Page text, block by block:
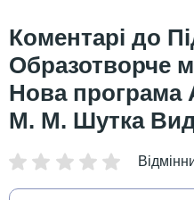
Образотворче
Нова програма
М. М. Шутка